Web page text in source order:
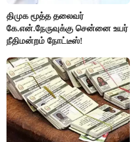
திமுக மூத்த தலைவர்
கே.என்.நேருவுக்கு சென்னை உயர்
நீதிமன்றம் நோட்டீஸ்!